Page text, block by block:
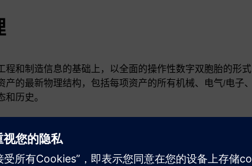
和制造信息的基础上，以全面的操作性数字双胞胎的形式
的最新物理结构，包括每项资产的所有机械、电气/电子、
历史。